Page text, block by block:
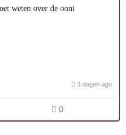
weten over de ooni
3 dagen ago
0